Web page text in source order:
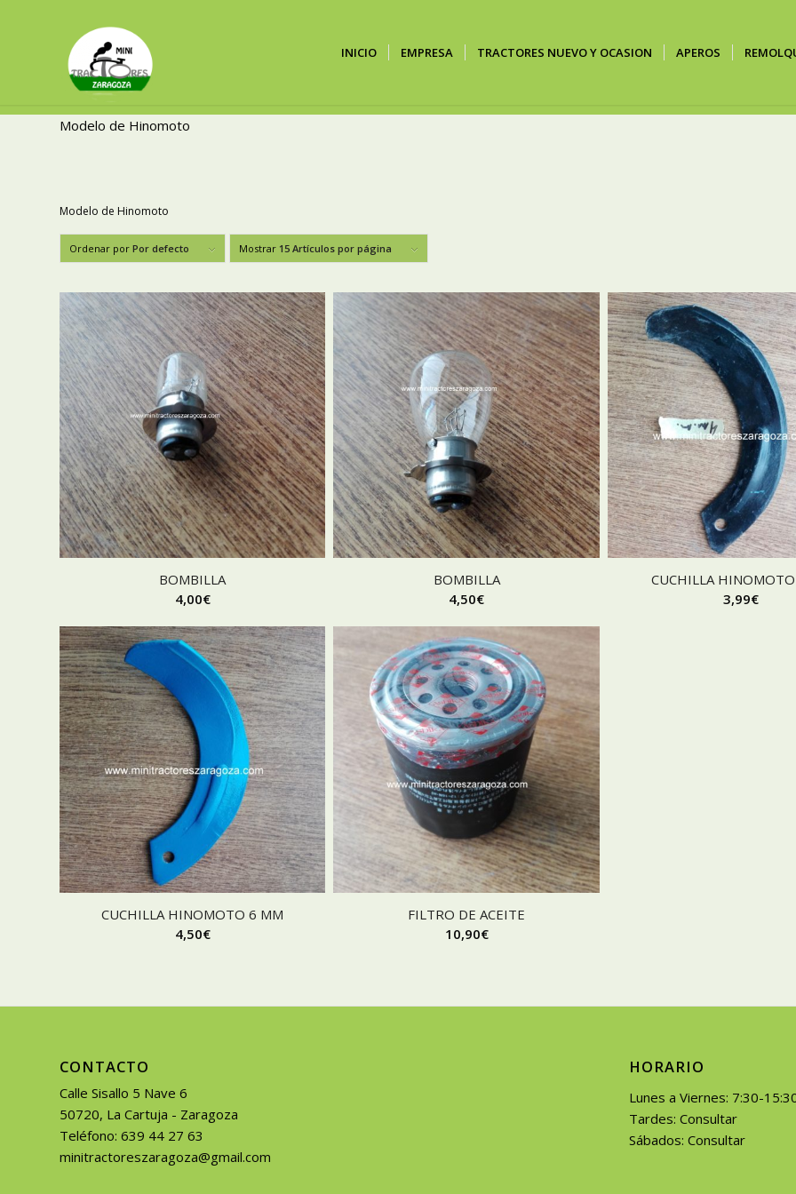
INICIO EMPRESA TRACTORES NUEVO Y OCASION APEROS
Modelo de Hinomoto
Modelo de Hinomoto
Ordenar por Por defecto Mostrar 15 Artículos por página
BOMBILLA
4,00€
BOMBILLA
4,50€
CUCHILLA
3,99€
CUCHILLA HINOMOTO 6 MM
4,50€
FILTRO DE ACEITE
10,90€
CONTACTO
Calle Sisallo 5 Nave 6
50720, La Cartuja - Zaragoza
Teléfono: 639 44 27 63
minitractoreszaragoza@gmail.com
HORARIO
Lunes a Viernes: 7:30-
Tardes: Consultar
Sábados: Consultar